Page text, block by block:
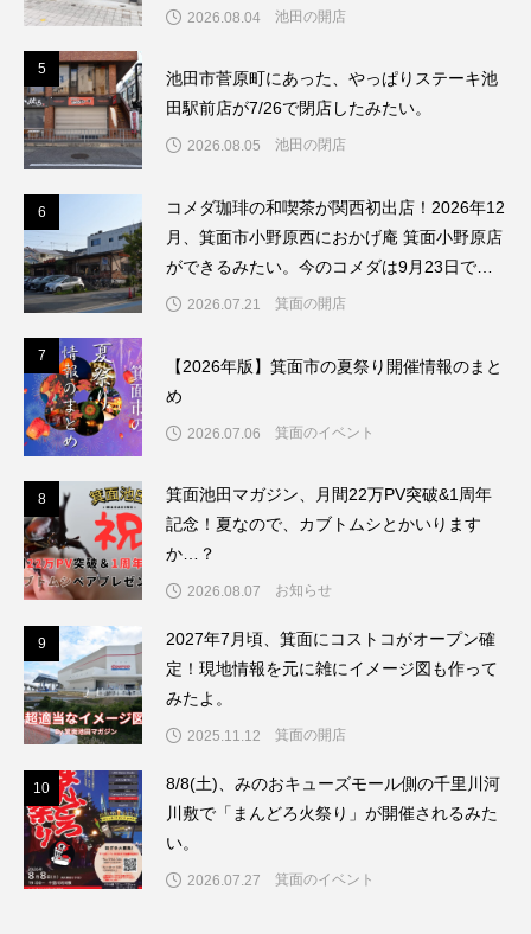
2026.08.04 池田の開店
5
池田市菅原町にあった、やっぱりステーキ池
田駅前店が7/26で閉店したみたい。
2026.08.05 池田の閉店
6
コメダ珈琲の和喫茶が関西初出店！2026年12
月、箕面市小野原西におかげ庵 箕面小野原店
ができるみたい。今のコメダは9月23日で閉
店してリブランドするんだって。
2026.07.21 箕面の開店
7
【2026年版】箕面市の夏祭り開催情報のまと
め
2026.07.06 箕面のイベント
8
箕面池田マガジン、月間22万PV突破&1周年
記念！夏なので、カブトムシとかいります
か…？
2026.08.07 お知らせ
9
2027年7月頃、箕面にコストコがオープン確
定！現地情報を元に雑にイメージ図も作って
みたよ。
2025.11.12 箕面の開店
10
8/8(土)、みのおキューズモール側の千里川河
川敷で「まんどろ火祭り」が開催されるみた
い。
2026.07.27 箕面のイベント